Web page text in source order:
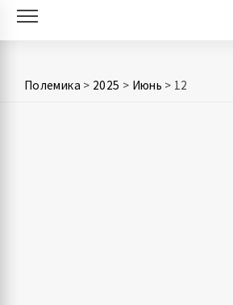
Skip
Полемика > 2025 > Июнь > 12